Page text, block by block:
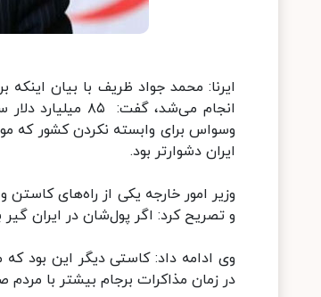
ایرنا: محمد جواد ظریف با بیان
انجام می‌شد،
وسواس برای وابسته نکردن کشور که
ایران دشوارتر بود.
وزیر امور خارجه یکی از راه‌های
و تصریح کرد: اگر پول‌شان در ایران
وی ادامه داد: کاستی دیگر این بود
در زمان مذاکرات برجام بیشتر با